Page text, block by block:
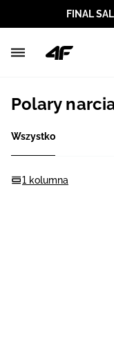
FINAL
Polary
Wszystko
1 kolumna